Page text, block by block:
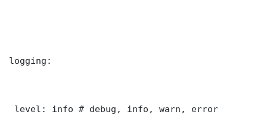
logging:
level: info # debug, info, warn, error